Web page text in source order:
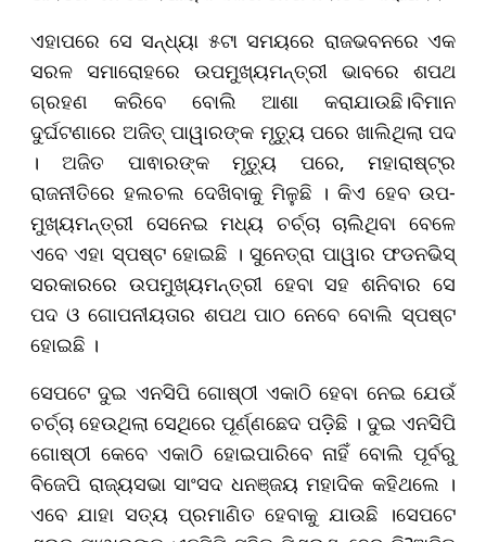
ଏହାପରେ ସେ ସନ୍ଧ୍ୟା ୫ଟା ସମୟରେ ରାଜଭବନରେ ଏକ
ସରଳ ସମାରୋହରେ ଉପମୁଖ୍ୟମନ୍ତ୍ରୀ ଭାବରେ ଶପଥ
ଗ୍ରହଣ କରିବେ ବୋଲି ଆଶା କରାଯାଉଛି।ବିମାନ
ଦୁର୍ଘଟଣାରେ ଅଜିତ୍ ପାୱାରଙ୍କ ମୃତ୍ୟୁ ପରେ ଖାଲିଥିଲା ପଦ
। ଅଜିତ ପାଵାରଙ୍କ ମୃତ୍ୟୁ ପରେ, ମହାରାଷ୍ଟ୍ର
ରାଜନୀତିରେ ହଲଚଲ ଦେଖିବାକୁ ମିଳୁଛି । କିଏ ହେବ ଉପ-
ମୁଖ୍ୟମନ୍ତ୍ରୀ ସେନେଇ ମଧ୍ୟ ଚର୍ଚ୍ଚା ଚାଲିଥିବା ବେଳେ
ଏବେ ଏହା ସ୍ପଷ୍ଟ ହୋଇଛି । ସୁନେତ୍ରା ପାୱାର ଫଡନଭିସ୍
ସରକାରରେ ଉପମୁଖ୍ୟମନ୍ତ୍ରୀ ହେବା ସହ ଶନିବାର ସେ
ପଦ ଓ ଗୋପନୀୟତାର ଶପଥ ପାଠ ନେବେ ବୋଲି ସ୍ପଷ୍ଟ
ହୋଇଛି ।
ସେପଟେ ଦୁଇ ଏନସିପି ଗୋଷ୍ଠୀ ଏକାଠି ହେବା ନେଇ ଯେଉଁ
ଚର୍ଚ୍ଚା ହେଉଥିଲା ସେଥିରେ ପୂର୍ଣ୍ଣଛେଦ ପଡ଼ିଛି । ଦୁଇ ଏନସିପି
ଗୋଷ୍ଠୀ କେବେ ଏକାଠି ହୋଇପାରିବେ ନାହିଁ ବୋଲି ପୂର୍ବରୁ
ବିଜେପି ରାଜ୍ୟସଭା ସାଂସଦ ଧନଞ୍ଜୟ ମହାଦିକ କହିଥଲେ ।
ଏବେ ଯାହା ସତ୍ୟ ପ୍ରମାଣିତ ହେବାକୁ ଯାଉଛି ।ସେପଟେ